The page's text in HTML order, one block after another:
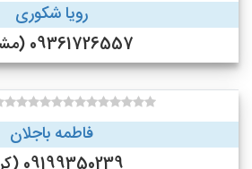
رویا شکوری
09361726557 (مشهد )
فاطمه باجلان